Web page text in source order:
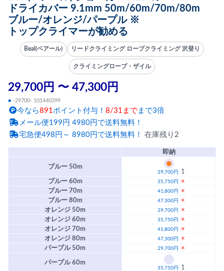
ドライカバー 9.1mm 50m/60m/70m/80m
ブルー/オレンジ/パープル ※
トップクライマーが勧める
Beal(ベアール) リードクライミング ロープクライミング 沢登り
クライミングロープ・ザイル
29,700円 〜 47,300円
● -29700- 101440399
今なら891 ポイント付与！ 8/31まで まで3倍
メール便199円 4980円で送料無料！
宅急便498円～ 8980円で送料無料！ 在庫残り2
即納
ブルー 50m
29,700円
1
ブルー 60m
35,750円
×
ブルー 70m
41,800円
×
ブルー 80m
47,300円
×
オレンジ 50m
29,700円
×
オレンジ 60m
35,750円
×
オレンジ 70m
41,800円
×
オレンジ 80m
47,300円
×
パープル 50m
29,700円 ×
パープル 60m
35,750円
1